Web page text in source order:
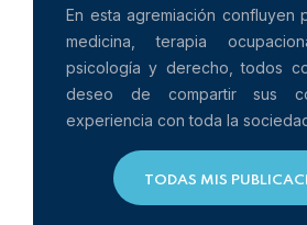
En esta agremiación confluyen
medicina, terapia
psicología y derecho, todos
deseo de compartir sus
experiencia con toda la
TODAS MIS